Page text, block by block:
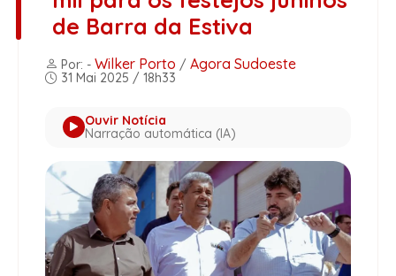
de Barra da Estiva
Por: - Wilker Porto / Agora Sudoeste
31 Mai 2025 / 18h33
Ouvir Notícia
Narração automática (IA)